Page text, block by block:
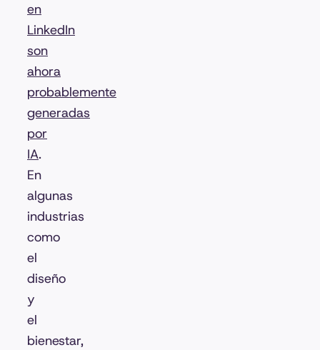
en
LinkedIn
son
ahora
probablemente
generadas
por
IA.
En
algunas
industrias
como
el
diseño
y
el
bienestar,